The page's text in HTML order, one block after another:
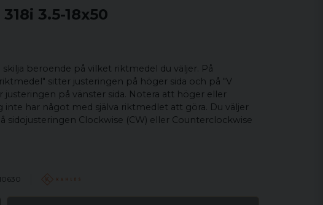
3.5-18x50
skilja beroende på vilket riktmedel du väljer. På
sitter justeringen på höger sida och på "V
justeringen på vänster sida. Notera att höger eller
inte har något med själva riktmedlet att göra. Du väljer
sidojusteringen Clockwise (CW) eller Counterclockwise